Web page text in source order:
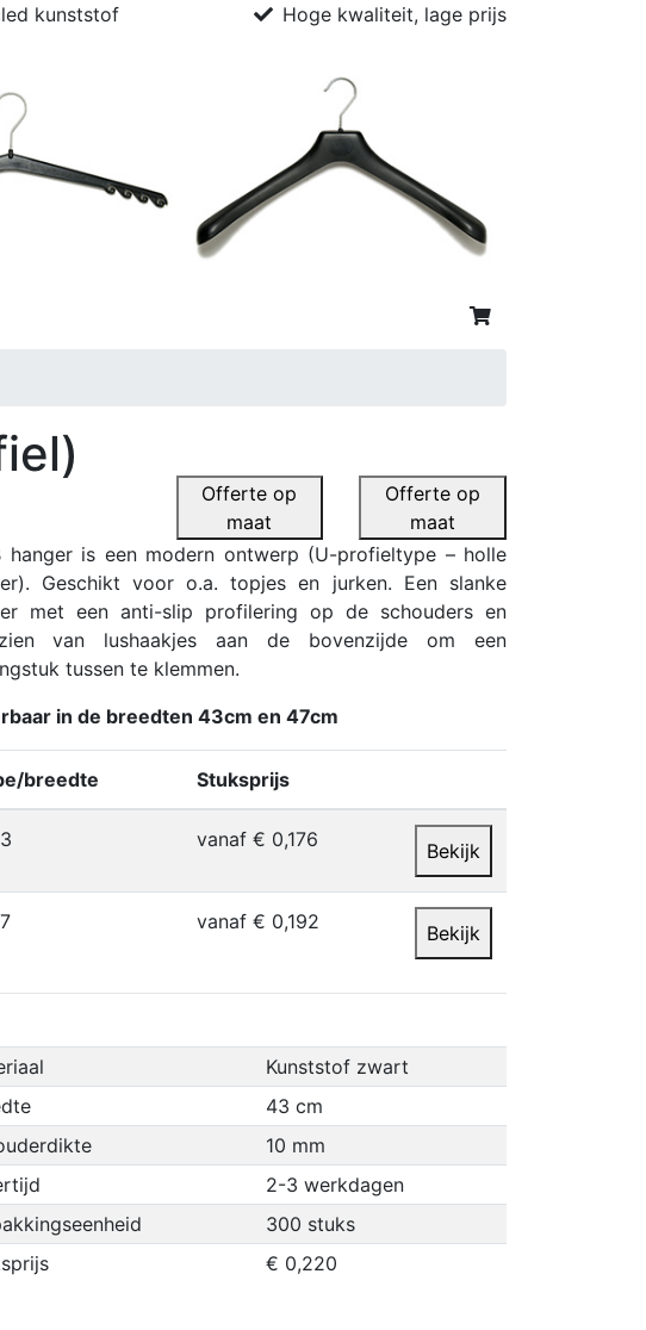
kunststof Hoge kwaliteit, lage prijs
Offerte op
maat
Offerte op
maat
hanger is een modern ontwerp (U-profieltype – holle
Geschikt voor o.a. topjes en jurken. Een slanke
met een anti-slip profilering op de schouders en
van lushaakjes aan de bovenzijde om een
tussen te klemmen.
in de breedten 43cm en 47cm
breedte Stuksprijs
vanaf € 0,176 Bekijk
vanaf € 0,192 Bekijk
Kunststof zwart
43 cm
10 mm
2-3 werkdagen
300 stuks
€ 0,220